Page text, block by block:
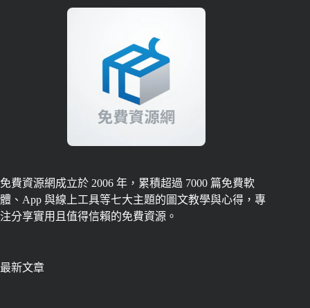
免費資源網成立於 2006 年，累積超過 7000 篇免費軟
體、App 與線上工具等七大主題的圖文教學與心得，專
注分享實用且值得信賴的免費資源。
最新文章